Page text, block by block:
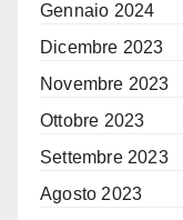
Gennaio 2024
Dicembre 2023
Novembre 2023
Ottobre 2023
Settembre 2023
Agosto 2023